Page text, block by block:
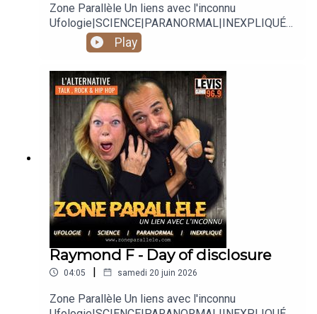
Zone Parallèle Un liens avec l'inconnu
Ufologie|SCIENCE|PARANORMAL|INEXPLIQUÉ
Animé par Carole Lauzé, SteveZ
https://www.facebook.com/zoneparallele
https://www.facebook.com/SteveZ582
https://www.zoneparallele.com/
https://twitter.com/zoneparallele
https://www.youtube.com/@zoneparallele
Play
Raymond F - Day of disclosure
04:05 | samedi 20 juin 2026
Zone Parallèle Un liens avec l'inconnu